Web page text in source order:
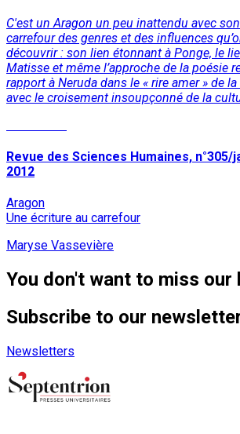
C'est un Aragon un peu inattendu avec
carrefour des genres et des influences
découvrir : son lien étonnant à Ponge, le
Matisse et même l’approche de la poésie
rapport à Neruda dans le « rire amer » de
avec le croisement insoupçonné de la
Revue des Sciences Humaines, n°305/
2012
Aragon
Une écriture au carrefour
Maryse Vassevière
You don't want to miss
Subscribe to our
Newsletters